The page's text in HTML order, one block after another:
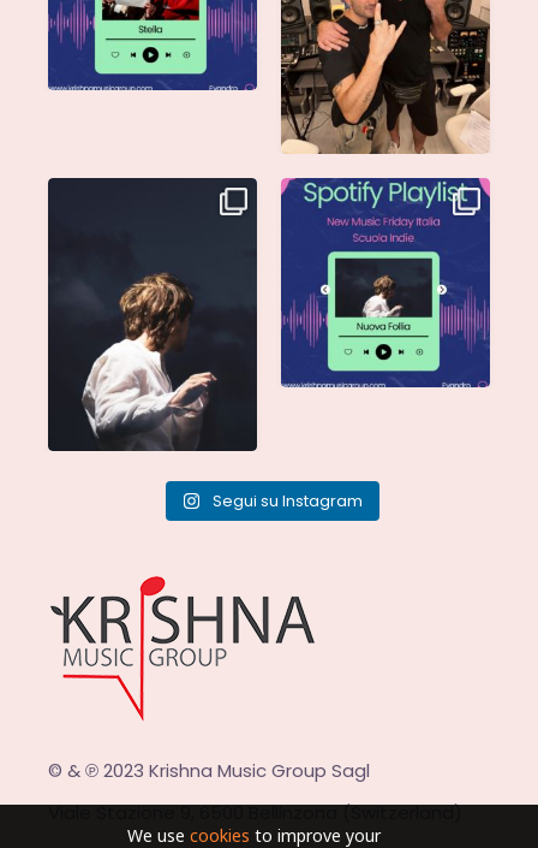
We use cookies to improve your
Singolo: Nuova Follia
Nuova Follia è finalmente
vostra e sta già
Segui su Instagram
© & ℗ 2023 Krishna Music Group Sagl
Viale Stazione 9, 6500 Bellinzona (Switzerland)